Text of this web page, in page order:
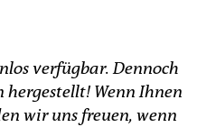
verfügbar. Dennoch
hergestellt! Wenn Ihnen
wir uns freuen, wenn